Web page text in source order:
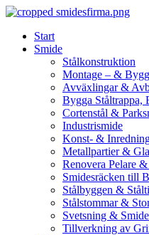
Skip
contentStart
Smide
Stålkonstruktion
Montage – &
Avväxlingar &
Bygga Ståltrappa,
Cortenstål &
Industrismide
Konst- &
Metallpartier &
Renovera Pelare
Smidesräcken till
Stålbyggen &
Stålstommar &
Svetsning & Smide
Tillverkning av